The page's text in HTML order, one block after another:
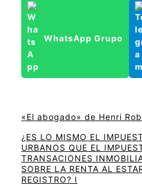
WhatsApp Grupo
«El abogado» de Henri
¿ES LO MISMO EL
URBANOS QUE EL
TRANSACIONES
SOBRE LA RENTA AL
REGISTRO? I